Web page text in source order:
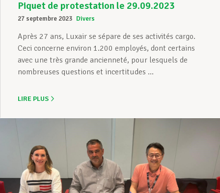
Piquet de protestation le 29.09.2023
27 septembre 2023 Divers
Après 27 ans, Luxair se sépare de ses activités cargo.
Ceci concerne environ 1.200 employés, dont certains
avec une très grande ancienneté, pour lesquels de
nombreuses questions et incertitudes ...
LIRE PLUS